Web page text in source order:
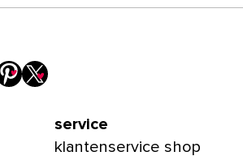
service
klantenservice shop